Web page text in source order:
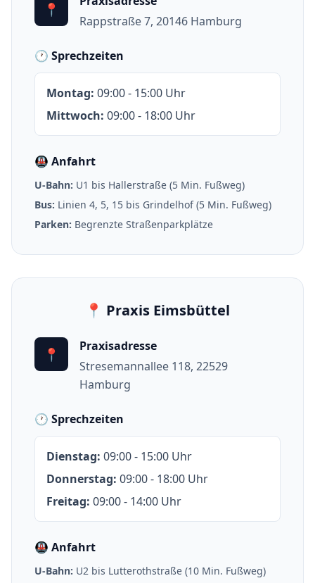
📍
Rappstraße 7, 20146 Hamburg
🕐 Sprechzeiten
Montag: 09:00 - 15:00 Uhr
Mittwoch: 09:00 - 18:00 Uhr
🚇 Anfahrt
U-Bahn: U1 bis Hallerstraße (5 Min. Fußweg)
Bus: Linien 4, 5, 15 bis Grindelhof (5 Min. Fußweg)
Parken: Begrenzte Straßenparkplätze
📍 Praxis Eimsbüttel
📍
Praxisadresse
Stresemannallee 118, 22529
Hamburg
🕐 Sprechzeiten
Dienstag: 09:00 - 15:00 Uhr
Donnerstag: 09:00 - 18:00 Uhr
Freitag: 09:00 - 14:00 Uhr
🚇 Anfahrt
U-Bahn: U2 bis Lutterothstraße (10 Min. Fußweg)